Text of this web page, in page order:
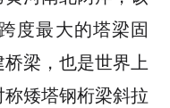
度最大的塔梁固
梁，也是世界上
矮塔钢桁梁斜拉